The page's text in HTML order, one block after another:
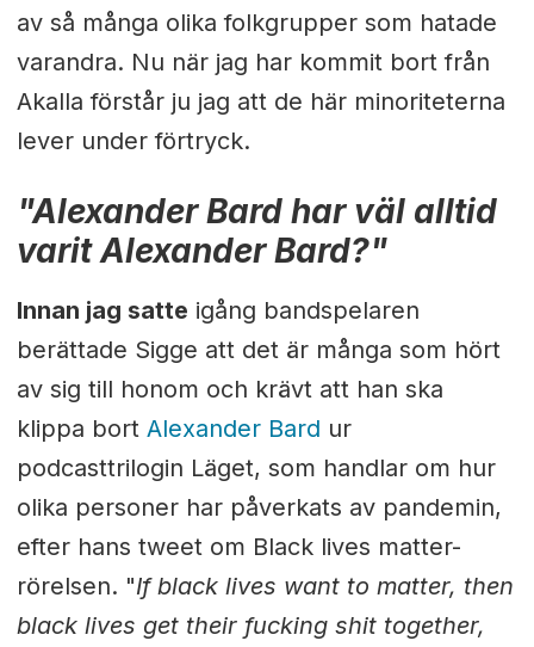
av så många olika folkgrupper som hatade
varandra. Nu när jag har kommit bort från
Akalla förstår ju jag att de här minoriteterna
lever under förtryck.
"Alexander Bard har väl alltid
varit Alexander Bard?"
Innan jag satte igång bandspelaren
berättade Sigge att det är många som hört
av sig till honom och krävt att han ska
klippa bort Alexander Bard ur
podcasttrilogin Läget, som handlar om hur
olika personer har påverkats av pandemin,
efter hans tweet om Black lives matter-
rörelsen. "If black lives want to matter, then
black lives get their fucking shit together,